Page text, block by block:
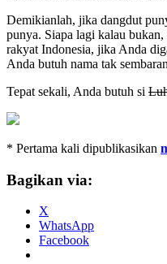
Demikianlah, jika dangdut
punya. Siapa lagi kalau
rakyat Indonesia, jika Anda
Anda butuh nama tak
Tepat sekali, Anda butuh si
* Pertama kali dipublikasikan
Bagikan via:
X
WhatsApp
Facebook